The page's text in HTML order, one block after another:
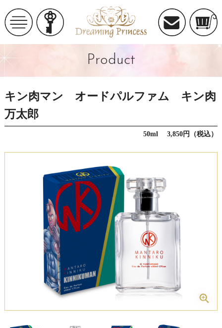
Product
キン肉マン オードパルファム キン肉
万太郎
50ml 3,850円（税込）